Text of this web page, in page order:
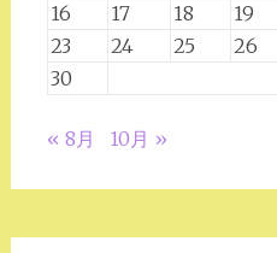
16
17 18 19
23
24 25 26
30
« 8月 10月 »